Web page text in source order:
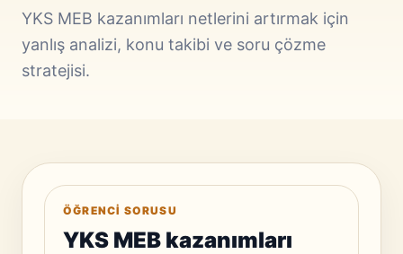
YKS MEB kazanımları netlerini artırmak için
yanlış analizi, konu takibi ve soru çözme
stratejisi.
ÖĞRENCI SORUSU
YKS MEB kazanımları